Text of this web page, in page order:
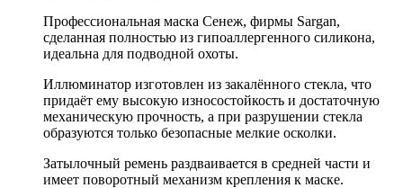
Профессиональная маска Сенеж, фирмы Sargan,
сделанная полностью из гипоаллергенного силикона,
идеальна для подводной охоты.
Иллюминатор изготовлен из закалённого стекла, что
придаёт ему высокую износостойкость и достаточную
механическую прочность, а при разрушении стекла
образуются только безопасные мелкие осколки.
Затылочный ремень раздваивается в средней части и
имеет поворотный механизм крепления к маске.